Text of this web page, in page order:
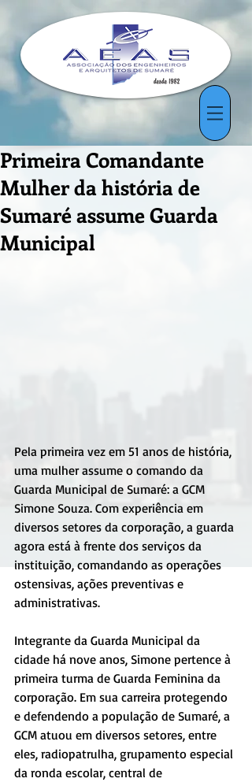
Primeira Comandante
Mulher da história de
Sumaré assume Guarda
Municipal
Pela primeira vez em 51 anos de história,
uma mulher assume o comando da
Guarda Municipal de Sumaré: a GCM
Simone Souza. Com experiência em
diversos setores da corporação, a guarda
agora está à frente dos serviços da
instituição, comandando as operações
ostensivas, ações preventivas e
administrativas.
Integrante da Guarda Municipal da
cidade há nove anos, Simone pertence à
primeira turma de Guarda Feminina da
corporação. Em sua carreira protegendo
e defendendo a população de Sumaré, a
GCM atuou em diversos setores, entre
eles, radiopatrulha, grupamento especial
da ronda escolar, central de